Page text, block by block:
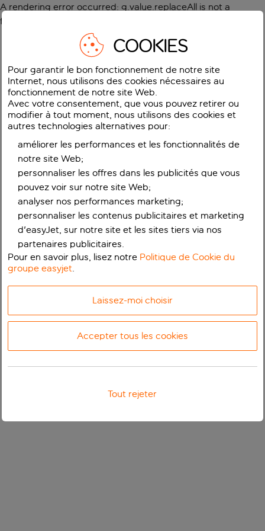
A rendering error occurred: g.value.replaceAll is not a
function
COOKIES
Pour garantir le bon fonctionnement de notre site
Internet, nous utilisons des cookies nécessaires au
fonctionnement de notre site Web.
Avec votre consentement, que vous pouvez retirer ou
modifier à tout moment, nous utilisons des cookies et
autres technologies alternatives pour:
améliorer les performances et les fonctionnalités de
notre site Web;
personnaliser les offres dans les publicités que vous
pouvez voir sur notre site Web;
analyser nos performances marketing;
personnaliser les contenus publicitaires et marketing
d'easyJet, sur notre site et les sites tiers via nos
partenaires publicitaires.
Pour en savoir plus, lisez notre Politique de Cookie du
groupe easyjet.
Laissez-moi choisir
Accepter tous les cookies
Tout rejeter